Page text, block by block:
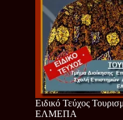
Ειδικό Τεύχος
ΕΛΜΕΠΑ